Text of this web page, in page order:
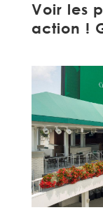
Voir les
action !